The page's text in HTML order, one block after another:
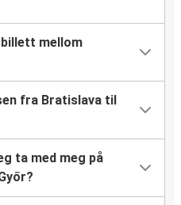
mellom
fra Bratislava til
ta med meg på